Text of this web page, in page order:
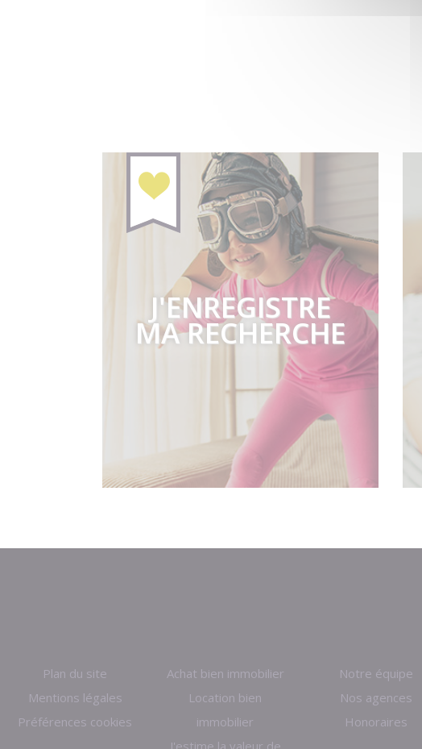
J'ENREGISTRE
MA RECHERCHE
Plan du site
Mentions légales
Préférences cookies
Achat bien immobilier
Location bien
immobilier
J'estime la valeur de
Notre équipe
Nos agences
Honoraires